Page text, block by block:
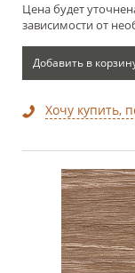
Цена будет
зависимости от
Добавить в
Хочу купить,